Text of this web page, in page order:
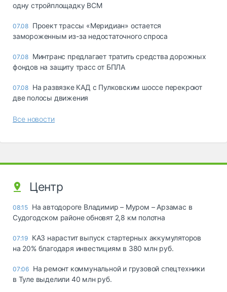
одну стройплощадку ВСМ
07.08 Проект трассы «Меридиан» остается
замороженным из-за недостаточного спроса
07.08 Минтранс предлагает тратить средства дорожных
фондов на защиту трасс от БПЛА
07.08 На развязке КАД с Пулковским шоссе перекроют
две полосы движения
Все новости
Центр
08:15 На автодороге Владимир – Муром – Арзамас в
Судогодском районе обновят 2,8 км полотна
07:19 КАЗ нарастит выпуск стартерных аккумуляторов
на 20% благодаря инвестициям в 380 млн руб.
07:06 На ремонт коммунальной и грузовой спецтехники
в Туле выделили 40 млн руб.